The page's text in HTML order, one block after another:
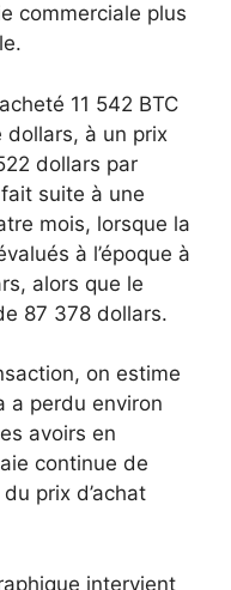
commerciale plus
11 542 BTC
dollars, à un prix
dollars par
suite à une
mois, lorsque la
à l’époque à
alors que le
87 378 dollars.
on estime
a perdu environ
avoirs en
continue de
prix d’achat
intervient